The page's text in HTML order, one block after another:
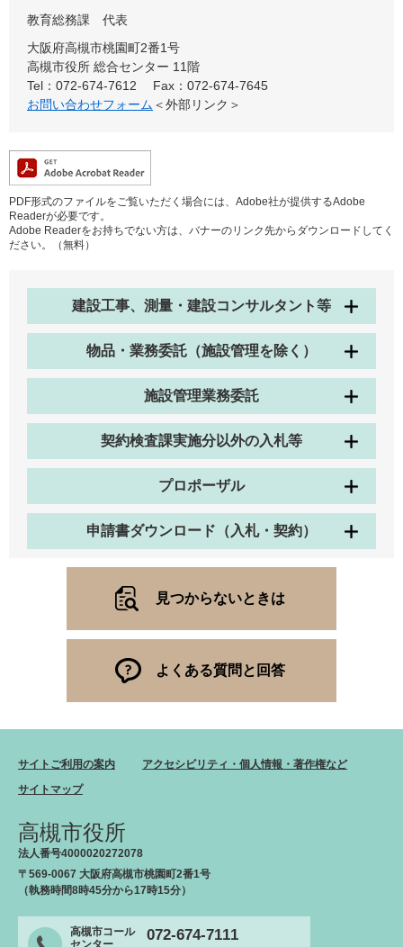
教育総務課
代表
大阪府高槻市桃園町2番1号
高槻市役所 総合センター 11階
Tel：072-674-7612
Fax：072-674-7645
お問い合わせフォーム ＜外部リンク＞
PDF形式のファイルをご覧いただく場合には、Adobe社が提供するAdobe
Readerが必要です。
Adobe Readerをお持ちでない方は、バナーのリンク先からダウンロードしてく
ださい。（無料）
建設工事、測量・建設コンサルタント等
物品・業務委託（施設管理を除く）
施設管理業務委託
契約検査課実施分以外の入札等
プロポーザル
申請書ダウンロード（入札・契約）
見つからないときは
よくある質問と回答
サイトご利用の案内
アクセシビリティ・個人情報・著作権など
サイトマップ
高槻市役所
法人番号4000020272078
〒569-0067 大阪府高槻市桃園町2番1号
（執務時間8時45分から17時15分）
高槻市コール
072-674-7111